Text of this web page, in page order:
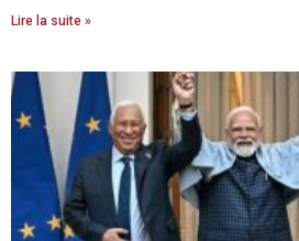
Lire la suite »